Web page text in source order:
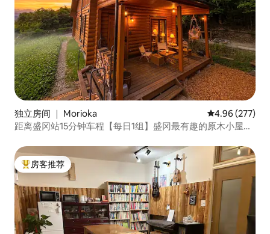
独立房间 ｜ Morioka 平均评分 4.96
4.96 (277)
距离盛冈站15分钟车程【每日1组】盛冈最有趣的原木小屋
热门「房客推荐」
房客推荐